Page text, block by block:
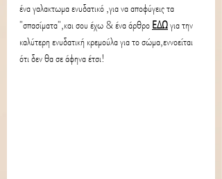
ένα γαλακτωμα ενυδατικό ,για να αποφύγεις τα
"σπασίματα",και σου έχω & ένα άρθρο ΕΔΩγια την
καλύτερη ενυδατική κρεμούλα για το σώμα,εννοείται
ότι δεν θα σε άφηνα έτσι!